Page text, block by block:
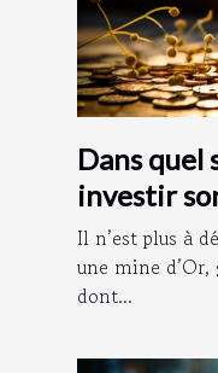
Dans quel
investir
vite
Il n’est plus à
une mine d’Or,
dont...